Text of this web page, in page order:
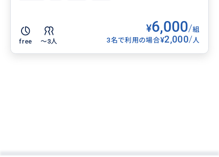
free 〜3人
¥6,000/組
3名で利用の場合¥2,000/人